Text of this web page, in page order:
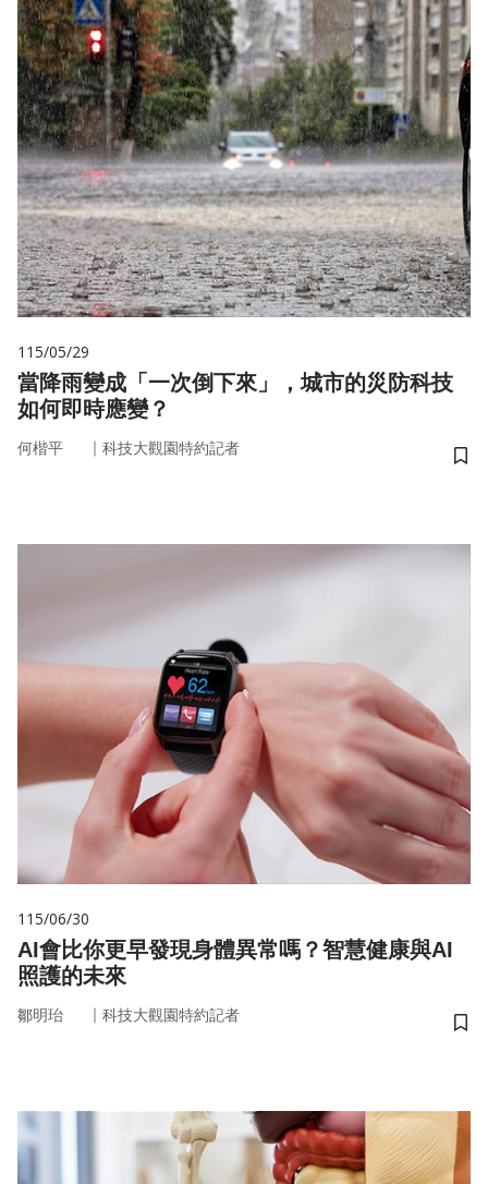
115/05/29
當降雨變成「一次倒下來」，城市的災防科技
如何即時應變？
何楷平 ｜ 科技大觀園特約記者
儲
115/06/30
AI會比你更早發現身體異常嗎？智慧健康與AI
照護的未來
鄒明珆 ｜ 科技大觀園特約記者
儲